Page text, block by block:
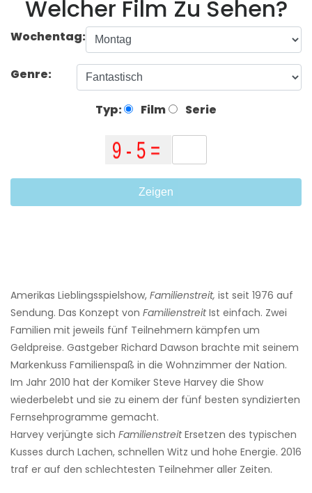
Welcher Film Zu Sehen?
Wochentag:
Genre:
Typ: Film Serie
Zeigen
Amerikas Lieblingsspielshow, Familienstreit, ist seit 1976 auf
Sendung. Das Konzept von FamilienstreitIst einfach. Zwei
Familien mit jeweils fünf Teilnehmern kämpfen um
Geldpreise. Gastgeber Richard Dawson brachte mit seinem
Markenkuss Familienspaß in die Wohnzimmer der Nation.
Im Jahr 2010 hat der Komiker Steve Harvey die Show
wiederbelebt und sie zu einem der fünf besten syndizierten
Fernsehprogramme gemacht.
Harvey verjüngte sich FamilienstreitErsetzen des typischen
Kusses durch Lachen, schnellen Witz und hohe Energie. 2016
traf er auf den schlechtesten Teilnehmer aller Zeiten.